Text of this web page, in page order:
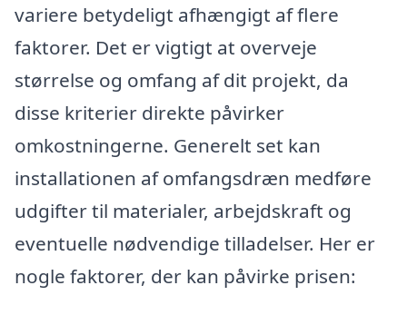
variere betydeligt afhængigt af flere
faktorer. Det er vigtigt at overveje
størrelse og omfang af dit projekt, da
disse kriterier direkte påvirker
omkostningerne. Generelt set kan
installationen af omfangsdræn medføre
udgifter til materialer, arbejdskraft og
eventuelle nødvendige tilladelser. Her er
nogle faktorer, der kan påvirke prisen: